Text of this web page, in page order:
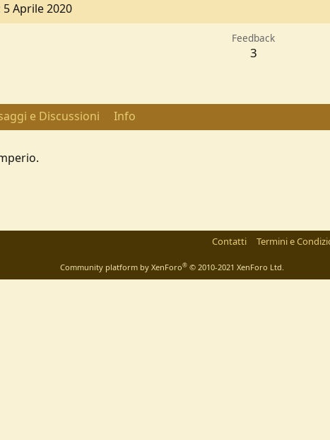
5 Aprile 2020
Feedback
3
e Discussioni Info
Contatti Termini e
Community platform by XenForo® © 2010-2021 XenForo Ltd.